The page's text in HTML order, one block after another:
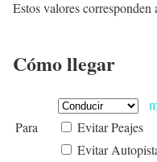
Estos valores corresponden
Cómo llegar
Para
Evitar Peajes
Evitar